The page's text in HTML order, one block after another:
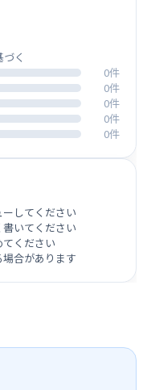
く
0件
0件
0件
0件
0件
してください
いてください
ください
合があります